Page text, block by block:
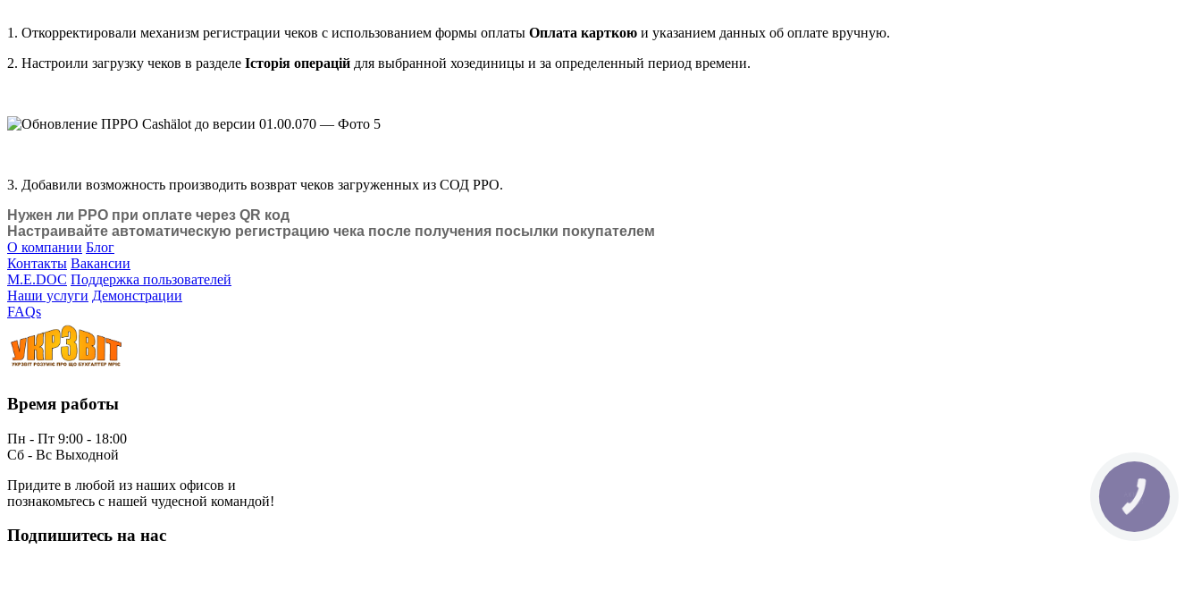
1. Откорректировали механизм регистрации чеков с использованием формы оплаты Оплата карткою и указанием данных об оплате вручную.
2. Настроили загрузку чеков в разделе Історія операцій для выбранной хозединицы и за определенный период времени.
3. Добавили возможность производить возврат чеков загруженных из СОД РРО.
Нужен ли РРО при оплате через QR код
Настраивайте автоматическую регистрацию чека после получения посылки покупателем
О компании Блог
Контакты Вакансии
M.E.DOC Поддержка пользователей
Наши услуги Демонстрации
FAQs
Время работы
Пн - Пт 9:00 - 18:00
Сб - Вс Выходной
Придите в любой из наших офисов и
познакомьтесь с нашей чудесной командой!
Подпишитесь на нас
КНОПКА
СВЯЗИ